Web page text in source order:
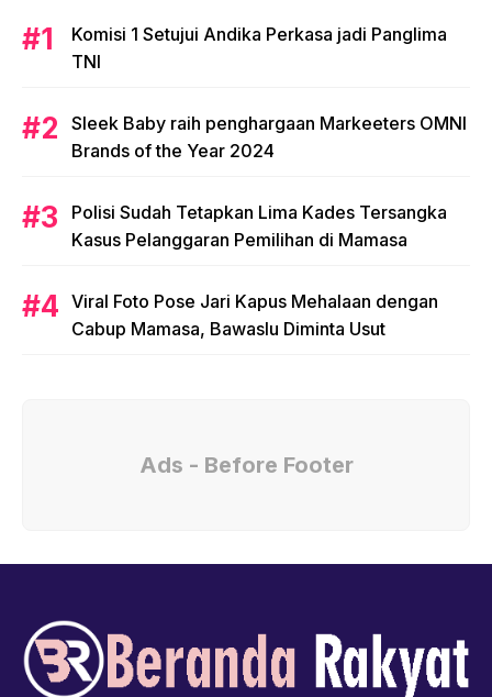
Komisi 1 Setujui Andika Perkasa jadi Panglima
TNI
Sleek Baby raih penghargaan Markeeters OMNI
Brands of the Year 2024
Polisi Sudah Tetapkan Lima Kades Tersangka
Kasus Pelanggaran Pemilihan di Mamasa
Viral Foto Pose Jari Kapus Mehalaan dengan
Cabup Mamasa, Bawaslu Diminta Usut
Ads - Before Footer